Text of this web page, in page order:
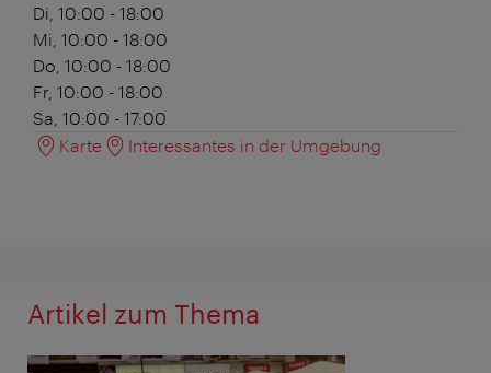
Di, 10:00 - 18:00
Mi, 10:00 - 18:00
Do, 10:00 - 18:00
Fr, 10:00 - 18:00
Sa, 10:00 - 17:00
Karte
Interessantes in der Umgebung
Artikel zum Thema